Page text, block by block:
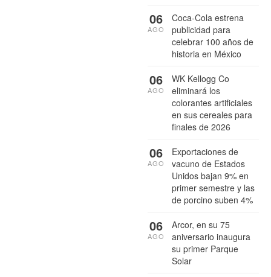
Coca-Cola estrena
publicidad para
celebrar 100 años de
historia en México
06
AGO
WK Kellogg Co
eliminará los
colorantes artificiales
en sus cereales para
finales de 2026
06
AGO
Exportaciones de
vacuno de Estados
Unidos bajan 9% en
primer semestre y las
de porcino suben 4%
06
AGO
Arcor, en su 75
aniversario inaugura
su primer Parque
Solar
06
AGO